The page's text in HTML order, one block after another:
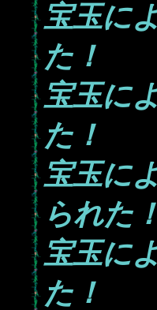
宝玉に
た！
宝玉に
た！
宝玉に
られた！
宝玉に
た！